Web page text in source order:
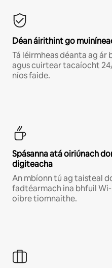
Déan áirithint go
Tá léirmheas déanta ag
agus cuirtear tacaíocht
níos faide.
Spásanna atá oiriúnach
digiteacha
An mbíonn tú ag taisteal
fadtéarmach ina bhfuil Wi-
oibre tiomnaithe.